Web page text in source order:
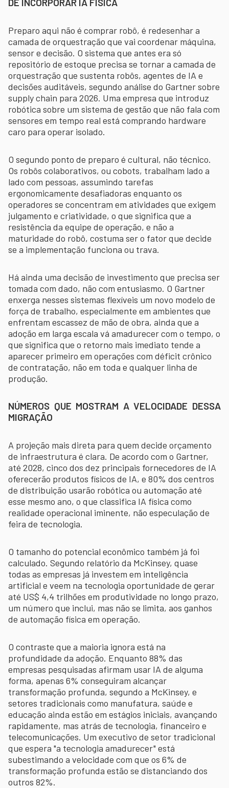
Preparo aqui não é comprar robô, é redesenhar a
camada de orquestração que vai coordenar máquina,
sensor e decisão. O sistema que antes era só
repositório de estoque precisa se tornar a camada de
orquestração que sustenta robôs, agentes de IA e
decisões auditáveis, segundo análise do Gartner sobre
supply chain para 2026. Uma empresa que introduz
robótica sobre um sistema de gestão que não fala com
sensores em tempo real está comprando hardware
caro para operar isolado.
O segundo ponto de preparo é cultural, não técnico.
Os robôs colaborativos, ou cobots, trabalham lado a
lado com pessoas, assumindo tarefas
ergonomicamente desafiadoras enquanto os
operadores se concentram em atividades que exigem
julgamento e criatividade, o que significa que a
resistência da equipe de operação, e não a
maturidade do robô, costuma ser o fator que decide
se a implementação funciona ou trava.
Há ainda uma decisão de investimento que precisa ser
tomada com dado, não com entusiasmo. O Gartner
enxerga nesses sistemas flexíveis um novo modelo de
força de trabalho, especialmente em ambientes que
enfrentam escassez de mão de obra, ainda que a
adoção em larga escala vá amadurecer com o tempo, o
que significa que o retorno mais imediato tende a
aparecer primeiro em operações com déficit crônico
de contratação, não em toda e qualquer linha de
produção.
NÚMEROS QUE MOSTRAM A VELOCIDADE DESSA
MIGRAÇÃO
A projeção mais direta para quem decide orçamento
de infraestrutura é clara. De acordo com o Gartner,
até 2028, cinco dos dez principais fornecedores de IA
oferecerão produtos físicos de IA, e 80% dos centros
de distribuição usarão robótica ou automação até
esse mesmo ano, o que classifica IA física como
realidade operacional iminente, não especulação de
feira de tecnologia.
O tamanho do potencial econômico também já foi
calculado. Segundo relatório da McKinsey, quase
todas as empresas já investem em inteligência
artificial e veem na tecnologia oportunidade de gerar
até US$ 4,4 trilhões em produtividade no longo prazo,
um número que inclui, mas não se limita, aos ganhos
de automação física em operação.
O contraste que a maioria ignora está na
profundidade da adoção. Enquanto 88% das
empresas pesquisadas afirmam usar IA de alguma
forma, apenas 6% conseguiram alcançar
transformação profunda, segundo a McKinsey, e
setores tradicionais como manufatura, saúde e
educação ainda estão em estágios iniciais, avançando
rapidamente, mas atrás de tecnologia, financeiro e
telecomunicações. Um executivo de setor tradicional
que espera "a tecnologia amadurecer" está
subestimando a velocidade com que os 6% de
transformação profunda estão se distanciando dos
outros 82%.